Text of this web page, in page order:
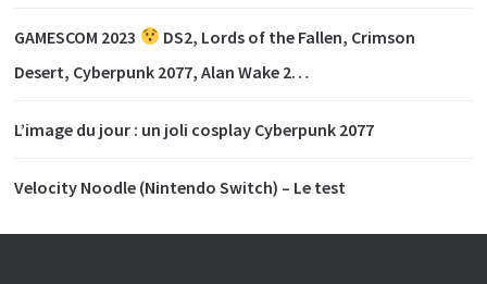
GAMESCOM 2023
DS2, Lords of the Fallen, Crimson
Desert, Cyberpunk 2077, Alan Wake 2…
L’image du jour : un joli cosplay Cyberpunk 2077
Velocity Noodle (Nintendo Switch) – Le test